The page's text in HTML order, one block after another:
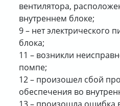
вентилятора,
внутреннем блоке;
9 – нет электрического
блока;
11 – возникли
помпе;
12 – произошел сбой
обеспечения во